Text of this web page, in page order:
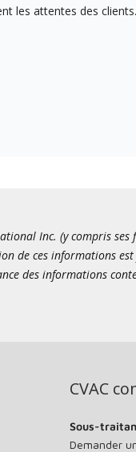
les attentes des clients.
Inc. (y compris ses
de ces informations
des informations
CVAC
Sous-
Demander